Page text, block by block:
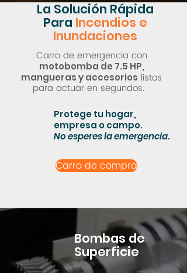
La Solución Rápida
Para Incendios e
Inundaciones
Carro de emergencia con
motobomba de 7.5 HP,
mangueras y accesorios listos
para actuar en segundos.
Protege tu hogar,
empresa o campo.
No esperes la emergencia.
Carro de compra
Bombas de
Superficie